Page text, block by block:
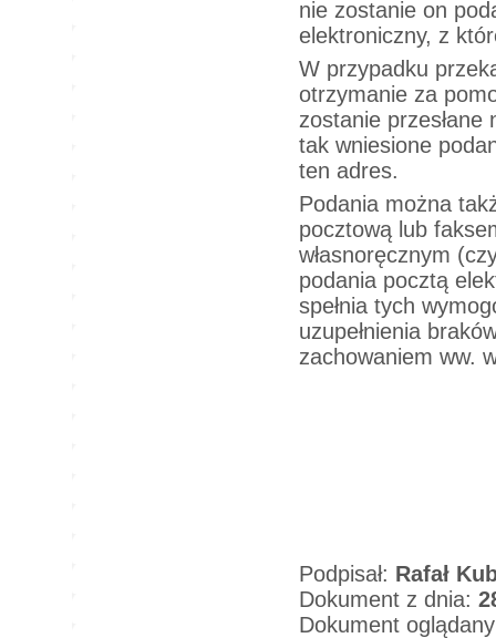
nie zostanie on
elektroniczny, z
W przypadku
otrzymanie za
zostanie
tak wniesione
ten adres.
Podania można
pocztową lub
własnoręcznym
podania pocztą
spełnia tych
uzupełnienia
zachowaniem ww.
Podpisał: Rafał
Dokument z dnia:
Dokument